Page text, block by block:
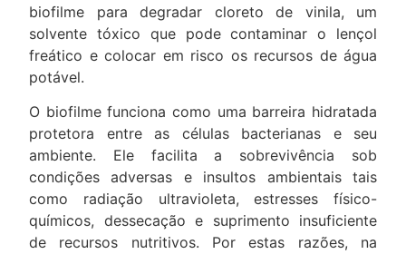
biofilme para degradar cloreto de vinila, um
solvente tóxico que pode contaminar o lençol
freático e colocar em risco os recursos de água
potável.
O biofilme funciona como uma barreira hidratada
protetora entre as células bacterianas e seu
ambiente. Ele facilita a sobrevivência sob
condições adversas e insultos ambientais tais
como radiação ultravioleta, estresses físico-
químicos, dessecação e suprimento insuficiente
de recursos nutritivos. Por estas razões, na